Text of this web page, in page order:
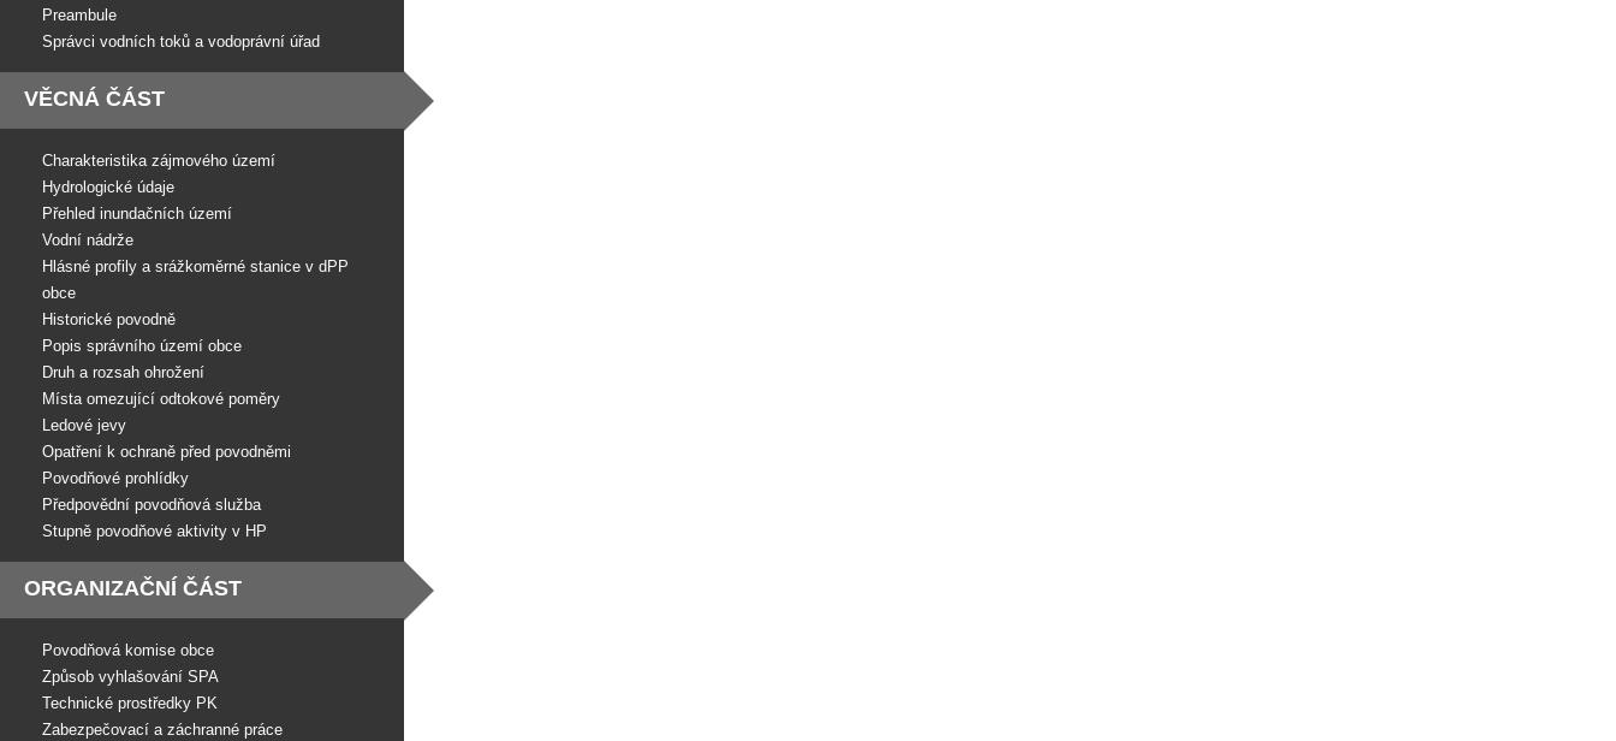
Preambule
Správci vodních toků a vodoprávní úřad
VĚCNÁ ČÁST
Charakteristika zájmového území
Hydrologické údaje
Přehled inundačních území
Vodní nádrže
Hlásné profily a srážkoměrné stanice v dPP
obce
Historické povodně
Popis správního území obce
Druh a rozsah ohrožení
Místa omezující odtokové poměry
Ledové jevy
Opatření k ochraně před povodněmi
Povodňové prohlídky
Předpovědní povodňová služba
Stupně povodňové aktivity v HP
ORGANIZAČNÍ ČÁST
Povodňová komise obce
Způsob vyhlašování SPA
Technické prostředky PK
Zabezpečovací a záchranné práce